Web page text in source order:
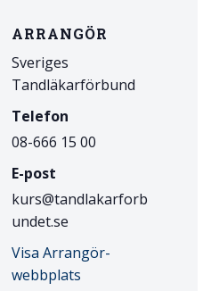
ARRANGÖR
Sveriges
Tandläkarförbund
Telefon
08-666 15 00
E-post
kurs@tandlakarforb
undet.se
Visa Arrangör-
webbplats